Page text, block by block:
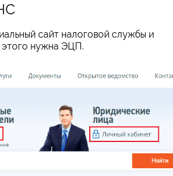
сайт налоговой службы и
этого нужна ЭЦП.